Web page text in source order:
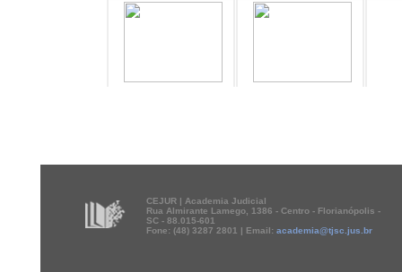
CEJUR | Academia Judicial
Rua Almirante Lamego, 1386 - Centro - Florianópolis -
SC - 88.015-601
Fone: (48) 3287 2801 | Email: academia@tjsc.jus.br